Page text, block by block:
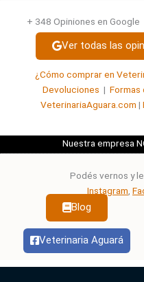
+ 348 Opiniones en Google
Ver todas las
¿Cómo comprar en
Devoluciones | Formas
VeterinariaAguara.com |
Nuestra empresa
Podés vernos y
Instagram
Blog
Veterinaria Aguará